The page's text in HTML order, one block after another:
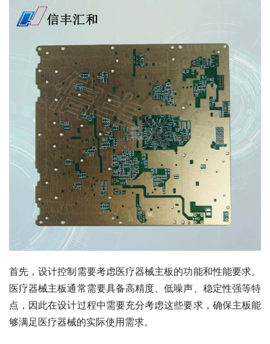
首先，设计控制需要考虑医疗器械主板的功能和性能要求。
医疗器械主板通常需要具备高精度、低噪声、稳定性强等特
点，因此在设计过程中需要充分考虑这些要求，确保主板能
够满足医疗器械的实际使用需求。